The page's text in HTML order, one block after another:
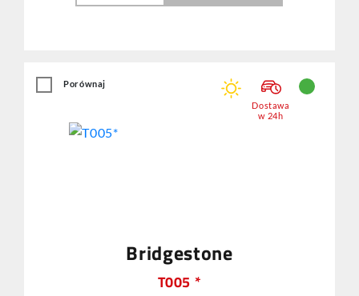
Bridgestone
T005 *
Porównaj
Dostawa
w 24h